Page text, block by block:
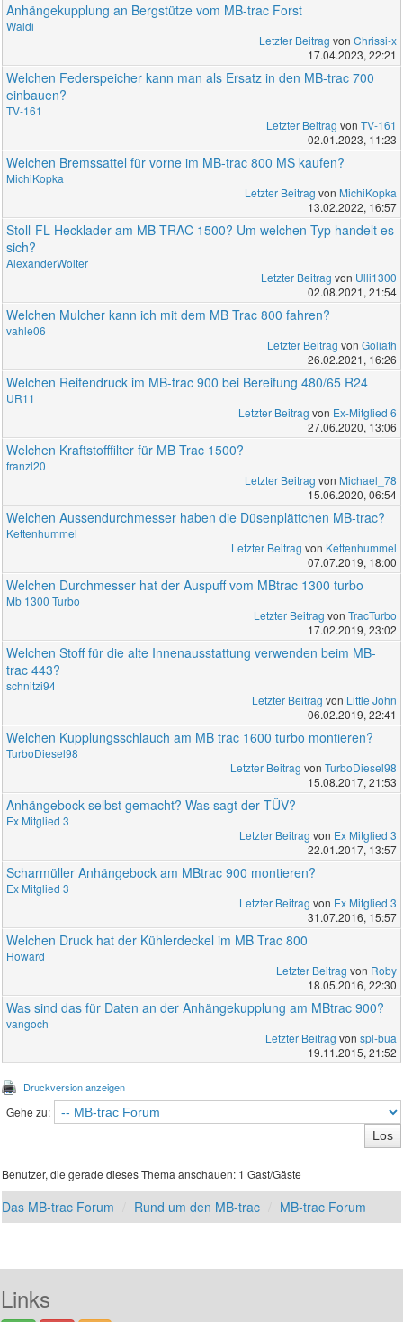
Anhängekupplung an Bergstütze vom MB-trac Forst
Waldi
Letzter Beitrag von Chrissi-x
17.04.2023, 22:21
Welchen Federspeicher kann man als Ersatz in den MB-trac 700
einbauen?
TV-161
Letzter Beitrag von TV-161
02.01.2023, 11:23
Welchen Bremssattel für vorne im MB-trac 800 MS kaufen?
MichiKopka
Letzter Beitrag von MichiKopka
13.02.2022, 16:57
Stoll-FL Hecklader am MB TRAC 1500? Um welchen Typ handelt es
sich?
AlexanderWolter
Letzter Beitrag von Ulli1300
02.08.2021, 21:54
Welchen Mulcher kann ich mit dem MB Trac 800 fahren?
vahle06
Letzter Beitrag von Goliath
26.02.2021, 16:26
Welchen Reifendruck im MB-trac 900 bei Bereifung 480/65 R24
UR11
Letzter Beitrag von Ex-Mitglied 6
27.06.2020, 13:06
Welchen Kraftstofffilter für MB Trac 1500?
franzl20
Letzter Beitrag von Michael_78
15.06.2020, 06:54
Welchen Aussendurchmesser haben die Düsenplättchen MB-trac?
Kettenhummel
Letzter Beitrag von Kettenhummel
07.07.2019, 18:00
Welchen Durchmesser hat der Auspuff vom MBtrac 1300 turbo
Mb 1300 Turbo
Letzter Beitrag von TracTurbo
17.02.2019, 23:02
Welchen Stoff für die alte Innenausstattung verwenden beim MB-
trac 443?
schnitzi94
Letzter Beitrag von Little John
06.02.2019, 22:41
Welchen Kupplungsschlauch am MB trac 1600 turbo montieren?
TurboDiesel98
Letzter Beitrag von TurboDiesel98
15.08.2017, 21:53
Anhängebock selbst gemacht? Was sagt der TÜV?
Ex Mitglied 3
Letzter Beitrag von Ex Mitglied 3
22.01.2017, 13:57
Scharmüller Anhängebock am MBtrac 900 montieren?
Ex Mitglied 3
Letzter Beitrag von Ex Mitglied 3
31.07.2016, 15:57
Welchen Druck hat der Kühlerdeckel im MB Trac 800
Howard
Letzter Beitrag von Roby
18.05.2016, 22:30
Was sind das für Daten an der Anhängekupplung am MBtrac 900?
vangoch
Letzter Beitrag von spl-bua
19.11.2015, 21:52
Druckversion anzeigen
Gehe zu:
Benutzer, die gerade dieses Thema anschauen: 1 Gast/Gäste
Das MB-trac Forum Rund um den MB-trac MB-trac Forum
Links